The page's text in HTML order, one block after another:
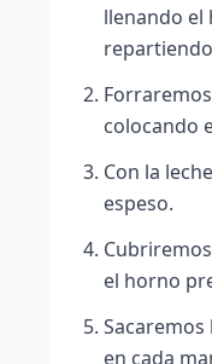
llenando el
colocando
Con la
espeso.
el horno
en cada